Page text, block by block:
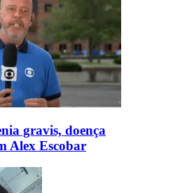
gravis, doença
Alex Escobar